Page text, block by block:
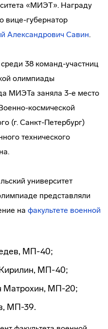
«МИЭТ». Награду
вице-губернатор
Александрович Савин.
38 команд-участниц
олимпиады
МИЭТа заняла 3-е место
космической
(г. Санкт-Петербург)
технического
университет
представляли
на факультете военной
МП-40;
МП-40;
Матрохин, МП-20;
МП-39.